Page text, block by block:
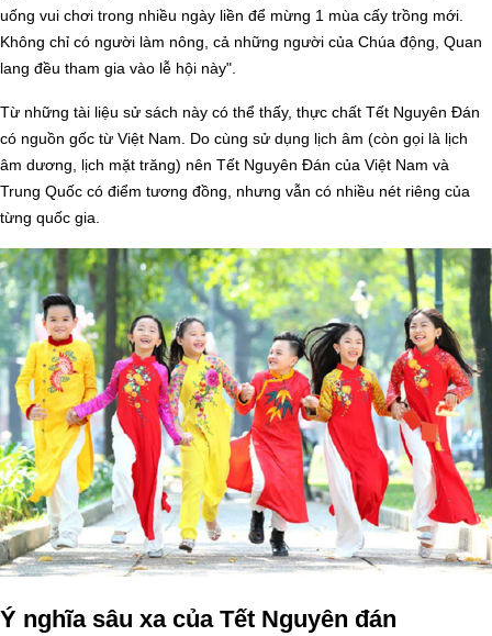
uống vui chơi trong nhiều ngày liền để mừng 1 mùa cấy trồng mới.
Không chỉ có người làm nông, cả những người của Chúa động, Quan
lang đều tham gia vào lễ hội này".
Từ những tài liệu sử sách này có thể thấy, thực chất Tết Nguyên Đán
có nguồn gốc từ Việt Nam. Do cùng sử dụng lịch âm (còn gọi là lịch
âm dương, lịch mặt trăng) nên Tết Nguyên Đán của Việt Nam và
Trung Quốc có điểm tương đồng, nhưng vẫn có nhiều nét riêng của
từng quốc gia.
Ý nghĩa sâu xa của Tết Nguyên đán